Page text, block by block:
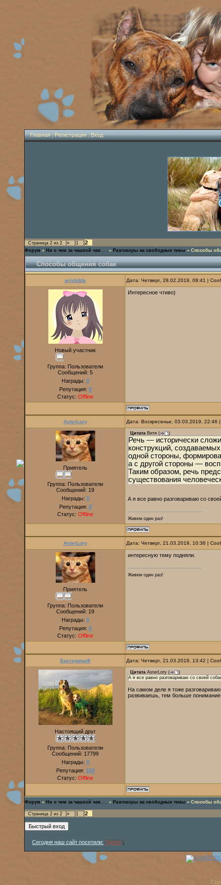
Главная|Регистрация|Вход
Страница 2 из 2 « 1 2
Форум » Ни о чем за чашкой чая. . . » Разговоры на свободные темы » Способы
Способы общения собак
aristidda Дата: Четверг, 28.02.2019, 08:41 |
Новый участник
Группа: Пользователи
Сообщений: 5
Награды: 0
Репутация: 0
Статус: Offline
Интересное чтиво)
AsterLory Дата: Воскресенье, 03.03.2019,
Приятель
Группа: Пользователи
Сообщений: 19
Награды: 0
Репутация: 0
Статус: Offline
Цитата Витя ( )
Речь — исторически
конструкций,
одной стороны,
а с другой стороны —
Таким образом, речь
существования
А я все равно разговариваю со
Живем один раз!
AsterLory Дата: Четверг, 21.03.2019, 10:36 |
Приятель
Группа: Пользователи
Сообщений: 19
Награды: 0
Репутация: 0
Статус: Offline
интересную тему подняли.
Живем один раз!
ЕкатеринаФ Дата: Четверг, 21.03.2019, 13:42 |
Настоящий друг
Группа: Пользователи
Сообщений: 17799
Награды: 0
Репутация: 150
Статус: Offline
Цитата AsterLory (
)
А я все равно разговариваю со своей
На самом деле я тоже
развиваешь, тем больше
Форум » Ни о чем за чашкой чая. . . » Разговоры на свободные темы » Способы
Страница 2 из 2 « 1 2
Сегодня наш сайт посетили: Tigrino